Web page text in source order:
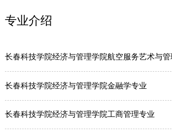
专业介绍
长春科技学院经济与管理学院航空服务艺术与管
长春科技学院经济与管理学院金融学专业
长春科技学院经济与管理学院工商管理专业